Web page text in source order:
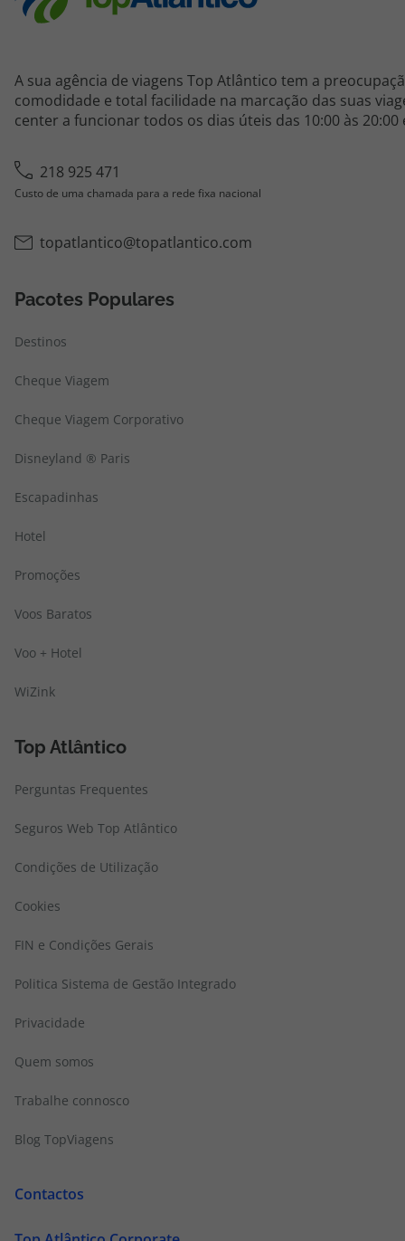
A sua agência de viagens Top Atlântico tem a
comodidade e total facilidade na marcação das suas
center a funcionar todos os dias úteis das 10:00 às 20:00
218 925 471
Custo de uma chamada para a rede fixa nacional
topatlantico@topatlantico.com
Pacotes Populares
Destinos
Cheque Viagem
Cheque Viagem Corporativo
Disneyland ® Paris
Escapadinhas
Hotel
Promoções
Voos Baratos
Voo + Hotel
WiZink
Top Atlântico
Perguntas Frequentes
Seguros Web Top Atlântico
Condições de Utilização
Cookies
FIN e Condições Gerais
Politica Sistema de Gestão Integrado
Privacidade
Quem somos
Trabalhe connosco
Blog TopViagens
Contactos